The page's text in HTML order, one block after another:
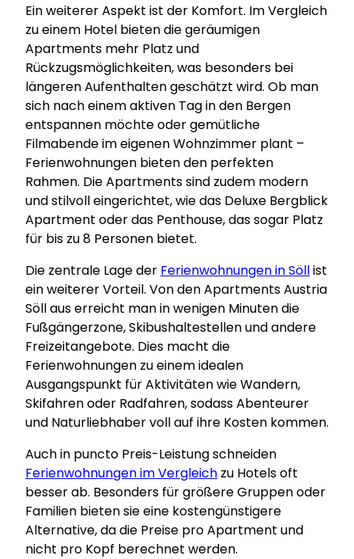
Ein weiterer Aspekt ist der Komfort. Im Vergleich
zu einem Hotel bieten die geräumigen
Apartments mehr Platz und
Rückzugsmöglichkeiten, was besonders bei
längeren Aufenthalten geschätzt wird. Ob man
sich nach einem aktiven Tag in den Bergen
entspannen möchte oder gemütliche
Filmabende im eigenen Wohnzimmer plant –
Ferienwohnungen bieten den perfekten
Rahmen. Die Apartments sind zudem modern
und stilvoll eingerichtet, wie das Deluxe Bergblick
Apartment oder das Penthouse, das sogar Platz
für bis zu 8 Personen bietet.
Die zentrale Lage der Ferienwohnungen in Söllist
ein weiterer Vorteil. Von den Apartments Austria
Söll aus erreicht man in wenigen Minuten die
Fußgängerzone, Skibushaltestellen und andere
Freizeitangebote. Dies macht die
Ferienwohnungen zu einem idealen
Ausgangspunkt für Aktivitäten wie Wandern,
Skifahren oder Radfahren, sodass Abenteurer
und Naturliebhaber voll auf ihre Kosten kommen.
Auch in puncto Preis-Leistung schneiden
Ferienwohnungen im Vergleich zu Hotels oft
besser ab. Besonders für größere Gruppen oder
Familien bieten sie eine kostengünstigere
Alternative, da die Preise pro Apartment und
nicht pro Kopf berechnet werden.